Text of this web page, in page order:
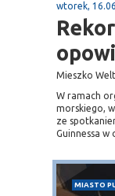
wtorek,
Mieszko
W ramach
morskiego,
ze
Guinnessa w
MIASTO